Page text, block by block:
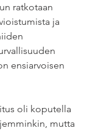
ratkotaan
ja
ensiarvoisen
oli koputella
mutta